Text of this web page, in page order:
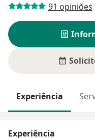
91 opiniões
Experiência
Experiência